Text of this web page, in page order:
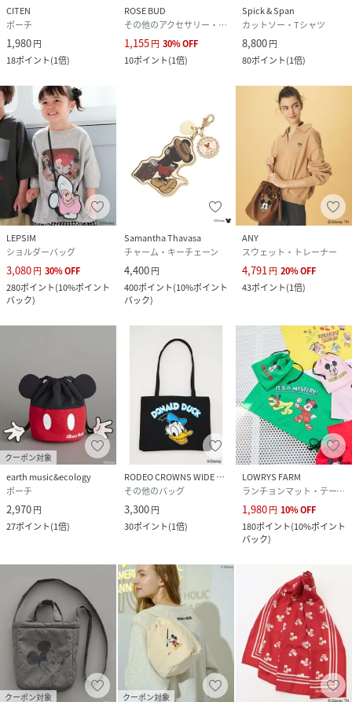
CITEN
ポーチ
1,980円
18ポイント(1倍)
ROSE BUD
その他のアクセサリー・腕時計
1,155円 30%OFF
10ポイント(1倍)
Spick & Span
カットソー・Tシャツ
8,800円
80ポイント(1倍)
LEPSIM
ショルダーバッグ
3,080円 30%OFF
280ポイント(10%ポイント
バック)
Samantha Thavasa
チャーム・キーチェーン
4,400円
400ポイント(10%ポイント
バック)
ANY
スウェット・トレーナー
4,791 円 20%OFF
43ポイント(1倍)
クーポン対象
earth music&ecology
ポーチ
2,970円
27ポイント(1倍)
RODEO CROWNS WIDE BOWL
その他のバッグ
3,300円
30ポイント(1倍)
LOWRYS FARM
ランチョンマット・テーブルクロス
1,980円 10%OFF
180ポイント(10%ポイント
バック)
クーポン対象 クーポン対象